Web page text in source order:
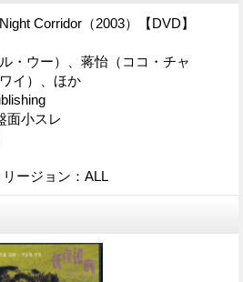
Corridor（2003）【DVD】
・ウー）、蒋怡（ココ・チャ
イ）、ほか
面小スレ
リージョン：ALL